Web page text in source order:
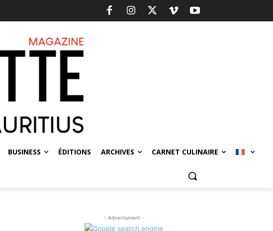
BUSINESS ÉDITIONS ARCHIVES CARNET CULINAIRE
- Advertisment -